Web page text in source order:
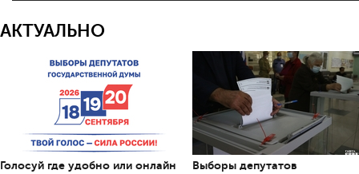
АКТУАЛЬНО
Голосуй где удобно или онлайн
Выборы депутатов